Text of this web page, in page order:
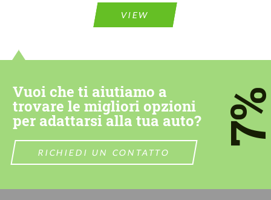
VIEW
Vuoi che ti aiutiamo a
trovare le migliori opzioni
per adattarsi alla tua auto?
RICHIEDI UN CONTATTO
Parliamo la tua lingua
Parliamo la tua lingua